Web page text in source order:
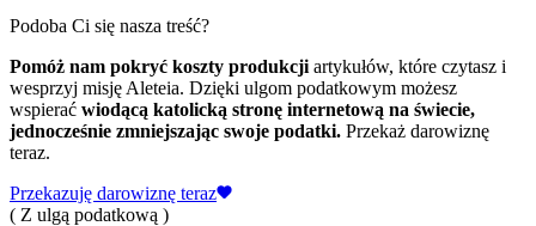
Podoba Ci się nasza treść?
Pomóż nam pokryć koszty produkcji artykułów, które czytasz i
wesprzyj misję Aleteia. Dzięki ulgom podatkowym możesz
wspierać wiodącą katolicką stronę internetową na świecie,
jednocześnie zmniejszając swoje podatki. Przekaż darowiznę
teraz.
Przekazuję darowiznę teraz
( Z ulgą podatkową )